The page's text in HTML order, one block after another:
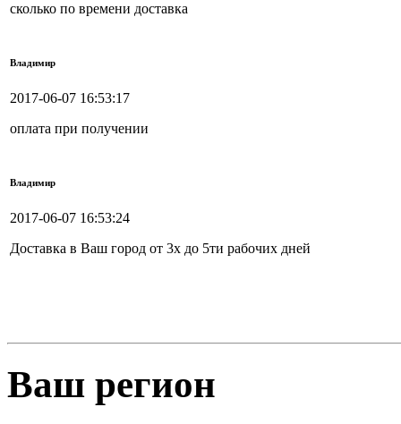
сколько по времени доставка
Владимир
2017-06-07 16:53:17
оплата при получении
Владимир
2017-06-07 16:53:24
Доставка в Ваш город от 3х до 5ти рабочих дней
Ваш регион